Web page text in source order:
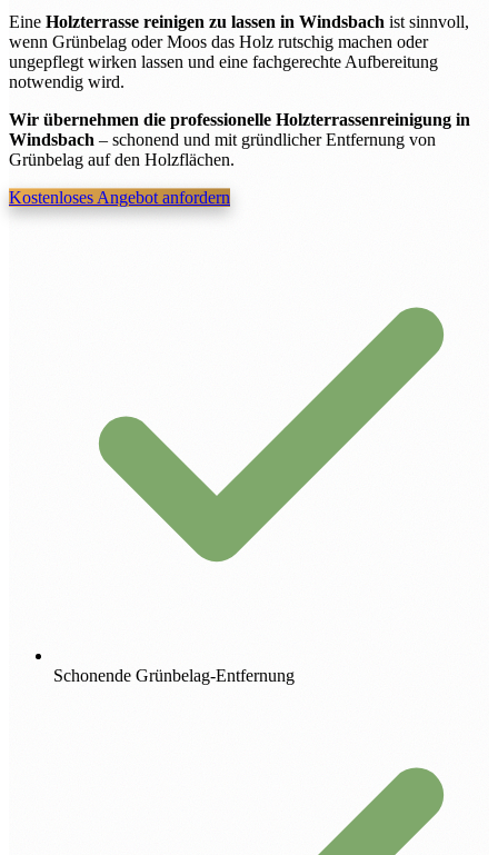
Eine Holzterrasse reinigen zu lassen in Windsbach ist sinnvoll,
wenn Grünbelag oder Moos das Holz rutschig machen oder
ungepflegt wirken lassen und eine fachgerechte Aufbereitung
notwendig wird.
Wir übernehmen die professionelle Holzterrassenreinigung in
Windsbach – schonend und mit gründlicher Entfernung von
Grünbelag auf den Holzflächen.
Kostenloses Angebot anfordern
Schonende Grünbelag-Entfernung